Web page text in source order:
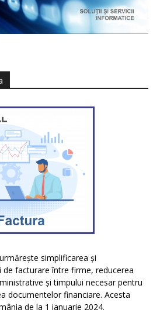
simplificarea și
de facturare între firme, reducerea
și timpului necesar pentru
documentelor financiare. Acesta
de la 1 ianuarie 2024.